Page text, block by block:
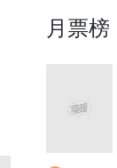
月票榜